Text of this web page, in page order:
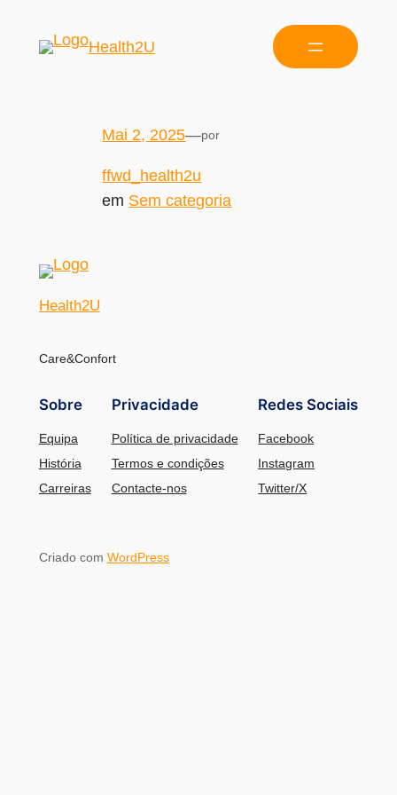
Health2U
Mai 2, 2025—por
ffwd_health2u
em Sem categoria
Health2U
Care&Confort
Sobre
Equipa
História
Carreiras
Privacidade
Política de privacidade
Termos e condições
Contacte-nos
Redes Sociais
Facebook
Instagram
Twitter/X
Criado com WordPress